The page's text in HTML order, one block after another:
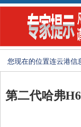
您现在的位置连云港信
第二代哈弗